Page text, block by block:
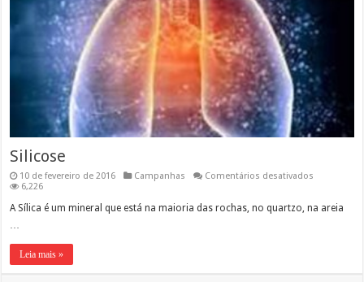
Silicose
10 de fevereiro de 2016 Campanhas Comentários desativados
6,226
A Sílica é um mineral que está na maioria das rochas, no quartzo, na areia
…
Leia mais »